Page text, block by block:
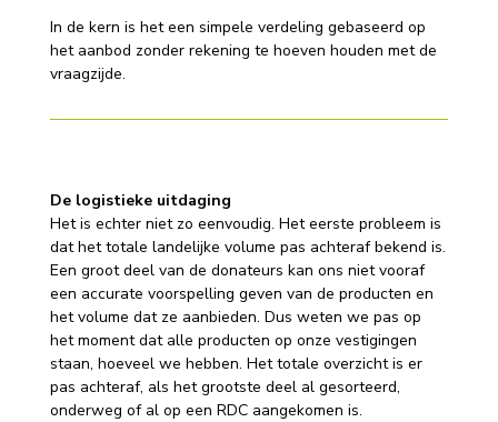
In de kern is het een simpele verdeling gebaseerd op
het aanbod zonder rekening te hoeven houden met de
vraagzijde.
De logistieke uitdaging
Het is echter niet zo eenvoudig. Het eerste probleem is
dat het totale landelijke volume pas achteraf bekend is.
Een groot deel van de donateurs kan ons niet vooraf
een accurate voorspelling geven van de producten en
het volume dat ze aanbieden. Dus weten we pas op
het moment dat alle producten op onze vestigingen
staan, hoeveel we hebben. Het totale overzicht is er
pas achteraf, als het grootste deel al gesorteerd,
onderweg of al op een RDC aangekomen is.